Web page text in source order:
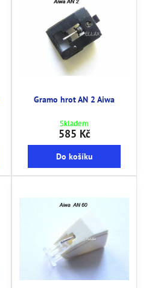
Gramo hrot AN 2 Aiwa
Skladem
585 Kč
Do košíku